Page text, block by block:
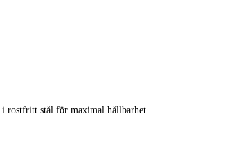
i rostfritt stål för maximal hållbarhet.